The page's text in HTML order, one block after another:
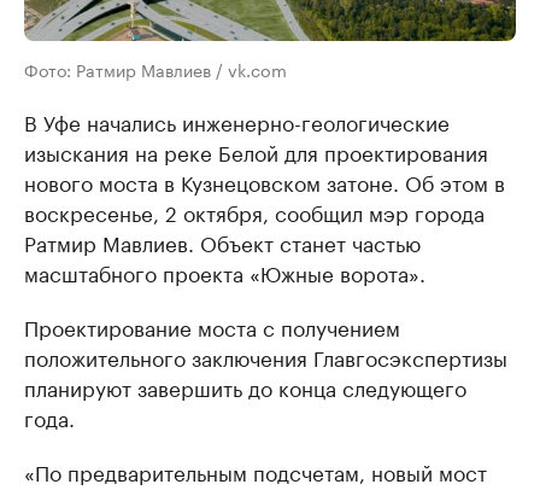
Фото: Ратмир Мавлиев / vk.com
В Уфе начались инженерно-геологические
изыскания на реке Белой для проектирования
нового моста в Кузнецовском затоне. Об этом в
воскресенье, 2 октября, сообщил мэр города
Ратмир Мавлиев. Объект станет частью
масштабного проекта «Южные ворота».
Проектирование моста с получением
положительного заключения Главгосэкспертизы
планируют завершить до конца следующего
года.
«По предварительным подсчетам, новый мост